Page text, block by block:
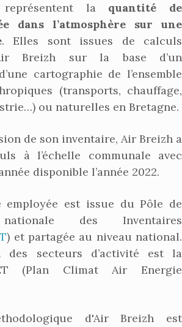
la quantité de
dans l’atmosphère sur une
. Elles sont issues de calculs
Breizh sur la base d’un
cartographie de l’ensemble
(transports, chauffage,
ou naturelles en Bretagne.
de son inventaire, Air Breizh a
à l’échelle communale avec
disponible l’année 2022.
employée est issue du Pôle de
des Inventaires
) et partagée au niveau national.
des secteurs d’activité est la
(Plan Climat Air Energie
d'Air Breizh est